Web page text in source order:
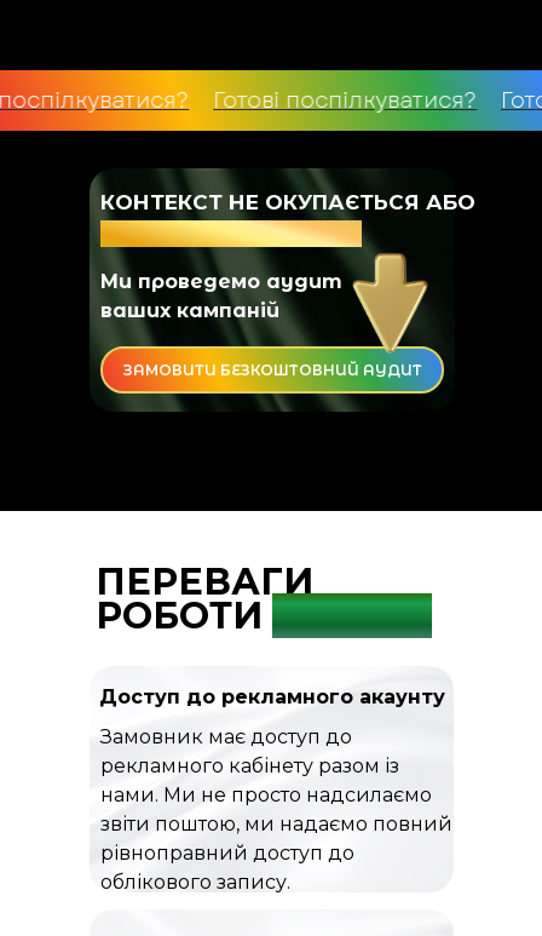
Готові поспілкуватися? Готові
КОНТЕКСТ НЕ ОКУПАЄТЬСЯ АБО
МАЛОЕФЕКТИВНИЙ?
ЗАМОВИТИ БЕЗКОШТОВНИЙ АУДИТ
Ми проведемо аудит
ваших кампаній
ПЕРЕВАГИ
РОБОТИ С НАМИ
Доступ до рекламного акаунту
Замовник має доступ до
рекламного кабінету разом із
нами. Ми не просто надсилаємо
звіти поштою, ми надаємо повний
рівноправний доступ до
облікового запису.